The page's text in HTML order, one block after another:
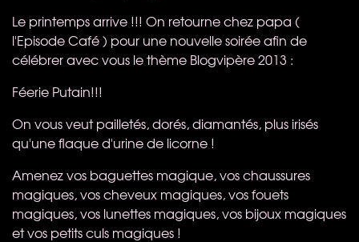
Le printemps arrive !!! On retourne chez papa (
l'Episode Café ) pour une nouvelle soirée afin de
célébrer avec vous le thème Blogvipère 2013 :
Féerie Putain!!!
On vous veut pailletés, dorés, diamantés, plus irisés
qu'une flaque d'urine de licorne !
Amenez vos baguettes magique, vos chaussures
magiques, vos cheveux magiques, vos fouets
magiques, vos lunettes magiques, vos bijoux magiques
et vos petits culs magiques !